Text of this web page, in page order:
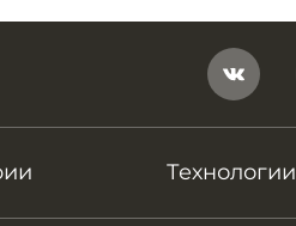
Технологии